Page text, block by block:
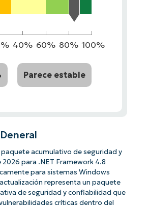
40% 60% 80% 100%
Parece estable
acumulativo de seguridad y
para .NET Framework 4.8
para sistemas Windows
representa un paquete
de seguridad y confiabilidad que
críticas dentro del